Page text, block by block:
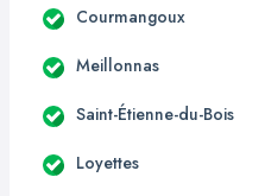
Courmangoux
Meillonnas
Saint-Étienne-du-Bois
Loyettes